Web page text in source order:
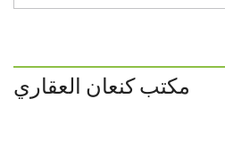
مكتب كنعان العقاري